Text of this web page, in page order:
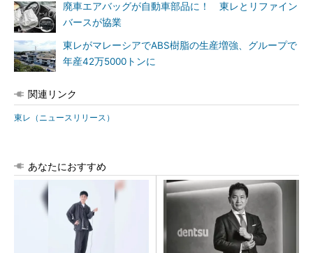
廃車エアバッグが自動車部品に！ 東レとリファイン
バースが協業
東レがマレーシアでABS樹脂の生産増強、グループで
年産42万5000トンに
関連リンク
東レ（ニュースリリース）
あなたにおすすめ